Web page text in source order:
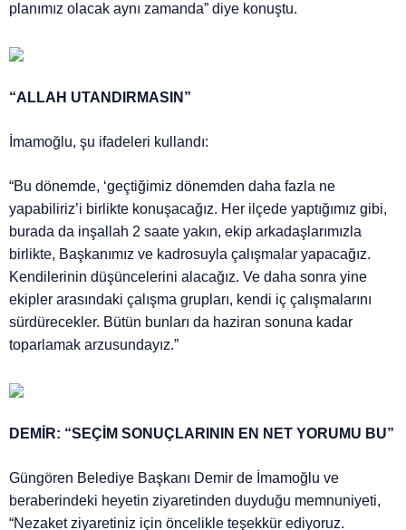
planımız olacak aynı zamanda” diye konuştu.
“ALLAH UTANDIRMASIN”
İmamoğlu, şu ifadeleri kullandı:
“Bu dönemde, ‘geçtiğimiz dönemden daha fazla ne
yapabiliriz’i birlikte konuşacağız. Her ilçede yaptığımız gibi,
burada da inşallah 2 saate yakın, ekip arkadaşlarımızla
birlikte, Başkanımız ve kadrosuyla çalışmalar yapacağız.
Kendilerinin düşüncelerini alacağız. Ve daha sonra yine
ekipler arasındaki çalışma grupları, kendi iç çalışmalarını
sürdürecekler. Bütün bunları da haziran sonuna kadar
toparlamak arzusundayız.”
DEMİR: “SEÇİM SONUÇLARININ EN NET YORUMU BU”
Güngören Belediye Başkanı Demir de İmamoğlu ve
beraberindeki heyetin ziyaretinden duyduğu memnuniyeti,
“Nezaket ziyaretiniz için öncelikle teşekkür ediyoruz.